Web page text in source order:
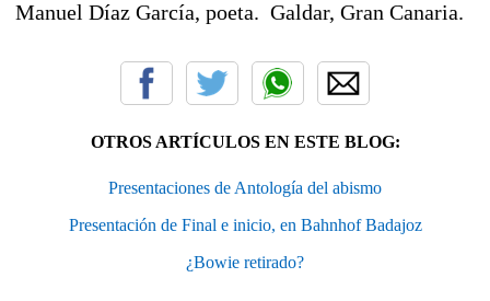
Manuel Díaz García, poeta. Galdar, Gran Canaria.
OTROS ARTÍCULOS EN ESTE BLOG:
Presentaciones de Antología del abismo
Presentación de Final e inicio, en Bahnhof Badajoz
¿Bowie retirado?